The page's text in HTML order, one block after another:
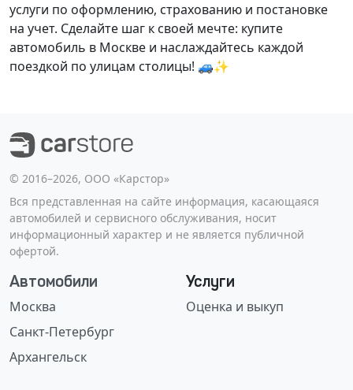
услуги по оформлению, страхованию и постановке
на учет. Сделайте шаг к своей мечте: купите
автомобиль в Москве и наслаждайтесь каждой
поездкой по улицам столицы! 🚙✨
©️ 2016–2026, ООО «Карстор»
Вся представленная на сайте информация, касающаяся
автомобилей и сервисного обслуживания, носит
информационный характер и не является публичной
офертой.
Автомобили
Москва
Санкт-Петербург
Архангельск
Услуги
Оценка и выкуп